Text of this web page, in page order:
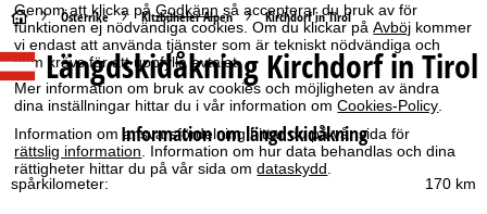
Genom att klicka påGodkänn så accepterar du bruk av för
funktionen ej nödvändiga cookies. Om du klickar påAvböj kommer
vi endast att använda tjänster som är tekniskt nödvändiga och
som krävs för att uppfylla avtalet.
Mer information om bruk av cookies och möjligheten av ändra
dina inställningar hittar du i vår information omCookies-Policy.
Information om ansvarsfördelning hittar du på vår sida för
rättslig information. Information om hur data behandlas och dina
rättigheter hittar du på vår sida omdataskydd.
S
t
a
r
t
Österrike Kitzbüheler Alpen Kirchdorf in Tirol
Längdskidåkning Kirchdorf in Tirol
Information om längdskidåkning
170 km
spårkilometer: